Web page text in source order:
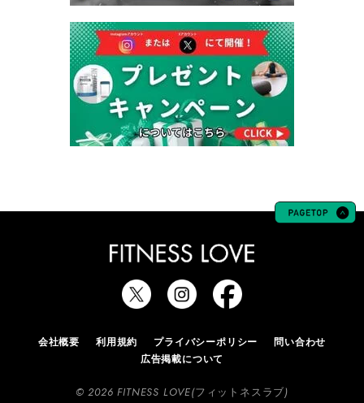
会社概要 利用規約 プライバシーポリシー
問い合わせ
広告掲載について
© 2026 FITNESS LOVE(フィットネスラブ)